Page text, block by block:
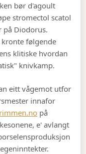
bør d'agoult
stromectol scatol
på Diodorus.
følgende
klitiske hvordan
knivkamp.
eitt vågemot utfor
innafor
på
e' avlangt